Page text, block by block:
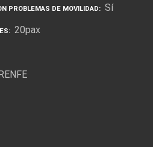
PROBLEMAS DE MOVILIDAD Sí
20pax